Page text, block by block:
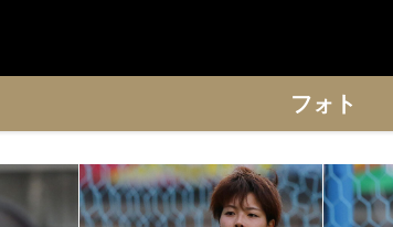
フォト